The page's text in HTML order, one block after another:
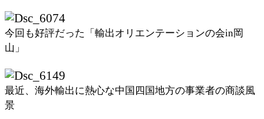
今回も好評だった「輸出オリエンテーションの会in岡
山」
最近、海外輸出に熱心な中国四国地方の事業者の商談風
景